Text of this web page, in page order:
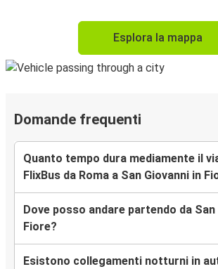
Esplora la mappa
Domande frequenti
Quanto tempo dura mediamente il
FlixBus da Roma a San Giovanni in
Dove posso andare partendo da San
Fiore?
Esistono collegamenti notturni in